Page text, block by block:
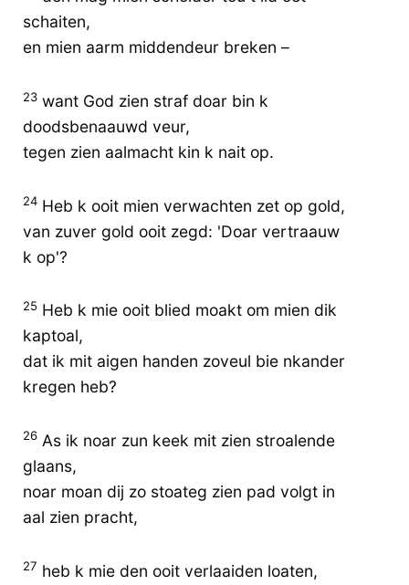
schaiten,
en mien aarm middendeur breken –
23 want God zien straf doar bin k
doodsbenaauwd veur,
tegen zien aalmacht kin k nait op.
24 Heb k ooit mien verwachten zet op gold,
van zuver gold ooit zegd: 'Doar vertraauw
k op'?
25 Heb k mie ooit blied moakt om mien dik
kaptoal,
dat ik mit aigen handen zoveul bie nkander
kregen heb?
26 As ik noar zun keek mit zien stroalende
glaans,
noar moan dij zo stoateg zien pad volgt in
aal zien pracht,
27 heb k mie den ooit verlaaiden loaten,